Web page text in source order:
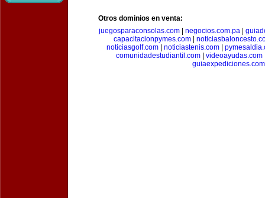
Otros dominios en venta:
juegosparaconsolas.com| negocios.com.pa|
capacitacionpymes.com|
noticiasgolf.com| noticiastenis.com|
comunidadestudiantil.com| videoayudas.com
guiaexpediciones.com